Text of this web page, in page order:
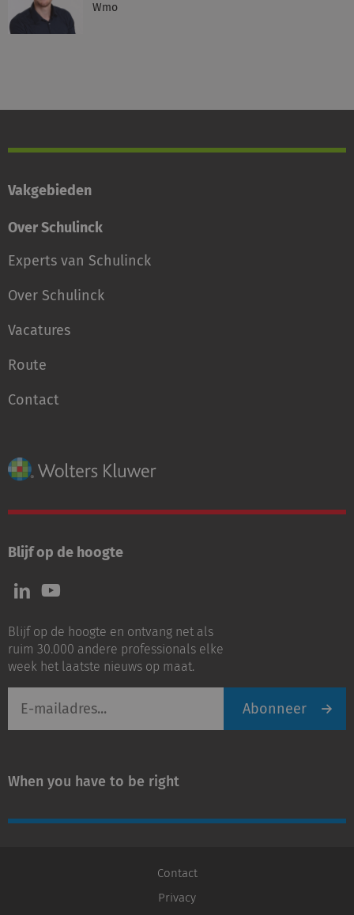
Wmo
Vakgebieden
Over Schulinck
Experts van Schulinck
Over Schulinck
Vacatures
Route
Contact
Blijf op de hoogte
Volg
ons
LinkedIn
Volg
ons
Youtube
Blijf op de hoogte en ontvang net als
ruim 30.000 andere professionals elke
week het laatste nieuws op maat.
mailadres
Abonneer
When you have to be right
Contact
Privacy